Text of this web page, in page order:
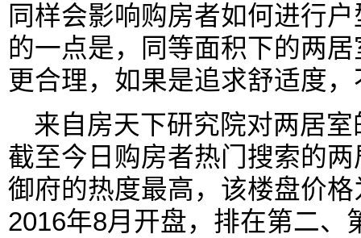
同样会影响购房者如何进行
的一点是，同等面积下的两
更合理，如果是追求舒适度
来自房天下研究院对两居
截至今日购房者热门搜索的
御府的热度最高，该楼盘价
2016年8月开盘，排在第二、